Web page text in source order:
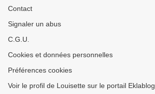
Contact
Signaler un abus
C.G.U.
Cookies et données personnelles
Préférences cookies
Voir le profil de Louisette sur le portail Eklablog